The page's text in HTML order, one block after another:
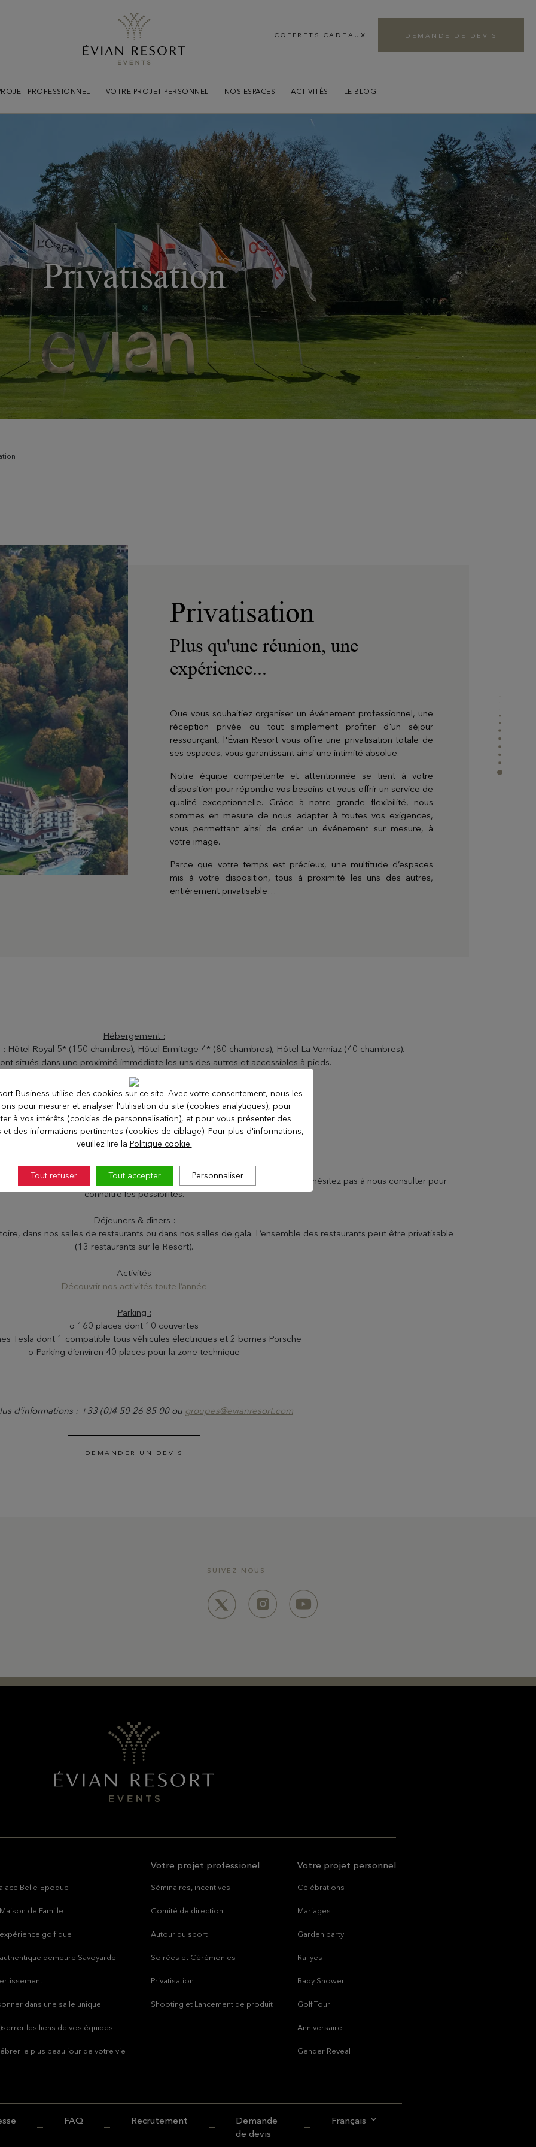
Coffrets Cadeaux
Choisissez et personnalisez votre
coffret avec toutes vos envies
COFFRETS CADEAUX DEMANDE DE DEVIS
PROFESSIONNEL VOTRE PROJET PERSONNEL NOS ESPACES ACTIVITÉS LE BLOG
Privatisation
Privatisation
Plus qu'une réunion, une
expérience...
Que vous souhaitiez organiser un événement professionnel, une
réception privée ou tout simplement profiter d'un séjour
ressourçant, l'Évian Resort vous offre une privatisation totale de
ses espaces, vous garantissant ainsi une intimité absolue.
Notre équipe compétente et attentionnée se tient à votre
disposition pour répondre vos besoins et vous offrir un service de
qualité exceptionnelle. Grâce à notre grande flexibilité, nous
sommes en mesure de nous adapter à toutes vos exigences,
vous permettant ainsi de créer un événement sur mesure, à
votre image.
Parce que votre temps est précieux, une multitude d’espaces
mis à votre disposition, tous à proximité les uns des autres,
entièrement privatisable…
Hébergement :
Hôtel Royal 5* (150 chambres), Hôtel Ermitage 4* (80 chambres), Hôtel La Verniaz (40 chambres).
situés dans une proximité immédiate les uns des autres et accessibles à pieds.
Plénière à la Grange au Lac :
Capacité de 500 sièges
Salles de sous-commissions :
2 centres de conférence, 21 salles de 25m² à 298m².
Personnalisation :
couleurs de votre événement dans nos établissements, selon vos besoins, n’hésitez pas à nous consulter pour
connaître les possibilités.
Déjeuners & dîners :
dans nos salles de restaurants ou dans nos salles de gala. L’ensemble des restaurants peut être privatisable
(13 restaurants sur le Resort).
Activités
Découvrir nos activités toute l’année
Parking :
o 160 places dont 10 couvertes
Tesla dont 1 compatible tous véhicules électriques et 2 bornes Porsche
o Parking d’environ 40 places pour la zone technique
d’informations : +33 (0)4 50 26 85 00 ou groupes@evianresort.com
DEMANDER UN DEVIS
SUIVEZ-NOUS
Belle-Epoque
de Famille
golfique
demeure Savoyarde
dans une salle unique
les liens de vos équipes
le plus beau jour de votre vie
Votre projet professionel
Séminaires, incentives
Comité de direction
Autour du sport
Soirées et Cérémonies
Privatisation
Shooting et Lancement de produit
Votre projet personnel
Célébrations
Mariages
Garden party
Rallyes
Baby Shower
Golf Tour
Anniversaire
Gender Reveal
FAQ Recrutement
Demande
de devis
Français
Business utilise des cookies sur ce site. Avec votre consentement, nous les
pour mesurer et analyser l'utilisation du site (cookies analytiques), pour
à vos intérêts (cookies de personnalisation), et pour vous présenter des
et des informations pertinentes (cookies de ciblage). Pour plus d'informations,
veuillez lire la Politique cookie.
Tout refuser Tout accepter Personnaliser